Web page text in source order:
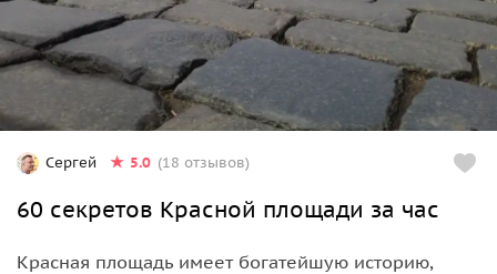
Сергей 5.0 (18 отзывов)
60 секретов Красной площади за час
Красная площадь имеет богатейшую историю,